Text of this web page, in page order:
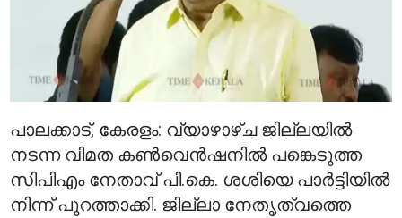
പാലക്കാട്, കേരളം: വ്യാഴാഴ്ച ജില്ലയിൽ
നടന്ന വിമത കൺവെൻഷനിൽ പങ്കെടുത്ത
സിപിഎം നേതാവ് പി.കെ. ശശിയെ പാർട്ടിയിൽ
നിന്ന് പുറത്താക്കി. ജില്ലാ നേതൃത്വത്തെ